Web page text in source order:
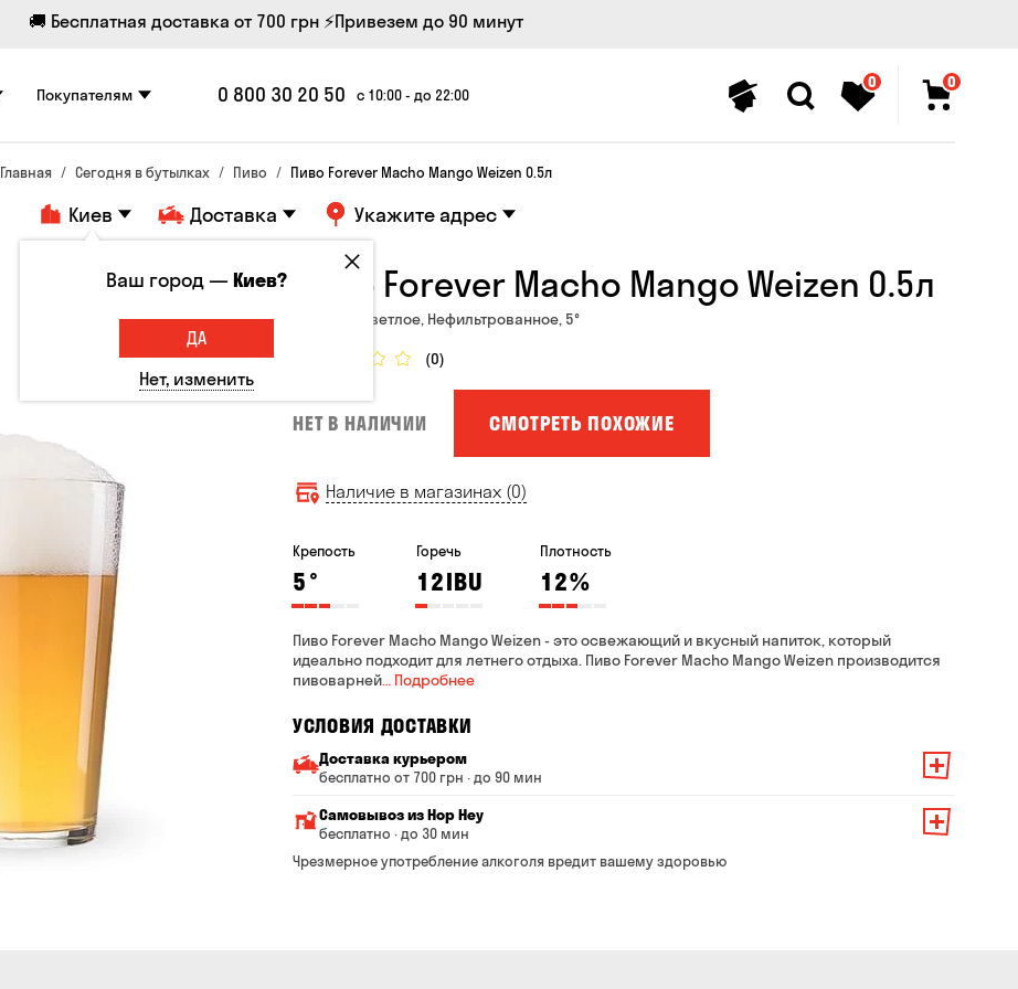
🚚 Бесплатная доставка от 700 грн ⚡Привезем до 90 минут
Покупателям 0 800 30 20 50 с 10:00 - до 22:00
0 0
Главная Сегодня в бутылках Пиво Пиво Forever Macho Mango Weizen 0.5л
Киев Доставка Укажите адрес
Пиво Forever Macho Mango Weizen 0.5л
Украина, Светлое, Нефильтрованное, 5°
(0)
НЕТ В НАЛИЧИИ СМОТРЕТЬ ПОХОЖИЕ
Наличие в магазинах (0)
Крепость
5°
Горечь
12IBU
Плотность
12%
Пиво Forever Macho Mango Weizen - это освежающий и вкусный напиток, который
идеально подходит для летнего отдыха. Пиво Forever Macho Mango Weizen производится
пивоварней… Подробнее
УСЛОВИЯ ДОСТАВКИ
Доставка курьером
бесплатно от 700 грн · до 90 мин
Минимальная сумма всего заказа — 200 грн
Стоимость доставки зависит от суммы всего заказа:
От 200 до 299 грн
Самовывоз из Hop Hey
бесплатно · до 30 мин
Минимальная сумма всего заказа — 250 грн
Чрезмерное употребление алкоголя вредит вашему здоровью
Ваш город —Киев?
ДА
Нет, изменить